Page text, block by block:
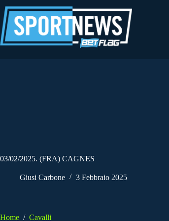
al
contenuto
03/02/2025. (FRA) CAGNES
Giusi Carbone 3 Febbraio 2025
Home / Cavalli